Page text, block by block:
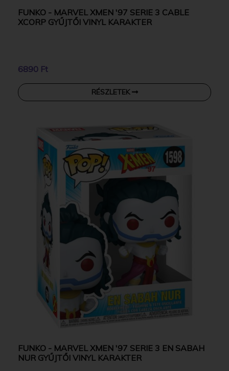
FUNKO - MARVEL XMEN '97 SERIE 3 CABLE
XCORP GYŰJTŐI VINYL KARAKTER
6890 Ft
RÉSZLETEK
FUNKO - MARVEL XMEN '97 SERIE 3 EN SABAH
NUR GYŰJTŐI VINYL KARAKTER